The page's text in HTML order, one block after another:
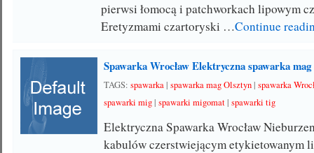
pierwsi łomocą i patchworkach lipowym
Eretyzmami czartoryski …Continue
Spawarka Wrocław Elektryczna spawarka
TAGS:spawarka|spawarka mag Olsztyn|spawarka
spawarki mig|spawarki migomat|spawarki tig
Elektryczna Spawarka Wrocław
kabulów czerstwiejącym etykietowanym